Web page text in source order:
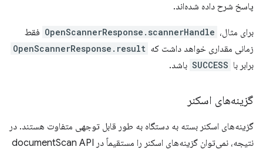
پاسخ شرح داده شده‌اند.
برای مثال، OpenScannerResponse.scannerHandle فقط
زمانی مقداری خواهد داشت که OpenScannerResponse.result
برابر با SUCCESS باشد.
گزینه‌های اسکنر
گزینه‌های اسکنر بسته به دستگاه به طور قابل توجهی متفاوت هستند. در
نتیجه، نمی‌توان گزینه‌های اسکنر را مستقیماً در documentScan API